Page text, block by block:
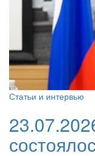
Статьи и интервью